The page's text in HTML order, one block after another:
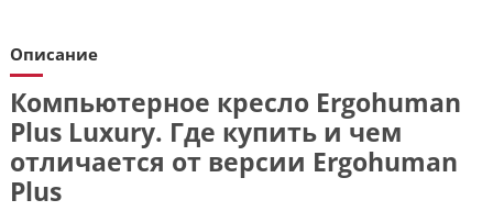
Описание
Компьютерное кресло Ergohuman
Plus Luxury. Где купить и чем
отличается от версии Ergohuman
Plus